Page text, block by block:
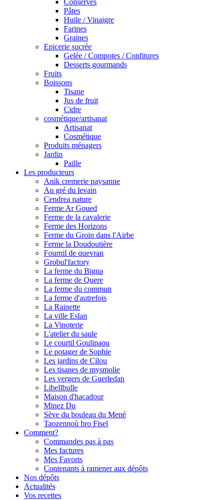
Conserves
Pâtes
Huile / Vinaigre
Farines
Graines
Epicerie sucrée
Gelée / Compotes / Confitures
Desserts gourmands
Fruits
Boissons
Tisane
Jus de fruit
Cidre
cosmétique/artisanat
Artisanat
Cosmétique
Produits ménagers
Jardin
Paille
Les producteurs
Anik cremerie paysanne
Au gré du levain
Cendrea nature
Ferme Ar Goued
Ferme de la cavalerie
Ferme des Horizons
Ferme du Groin dans l'Airbe
Ferme la Doudoutière
Fournil de quevran
Grobul'factory
La ferme du Bigna
La ferme de Quere
La ferme du commun
La ferme d'autrefois
La Rainette
La ville Eslan
La Vinoterie
L'atelier du saule
Le courtil Goulipaou
Le potager de Sophie
Les jardins de Cilou
Les tisanes de mysmolie
Les vergers de Guerledan
Libellbulle
Maison d'hacadour
Minez Du
Sève du bouleau du Mené
Taozennoù bro Fisel
Comment?
Commandes pas à pas
Mes factures
Mes Favoris
Contenants à ramener aux dépôts
Nos dépôts
Actualités
Vos recettes